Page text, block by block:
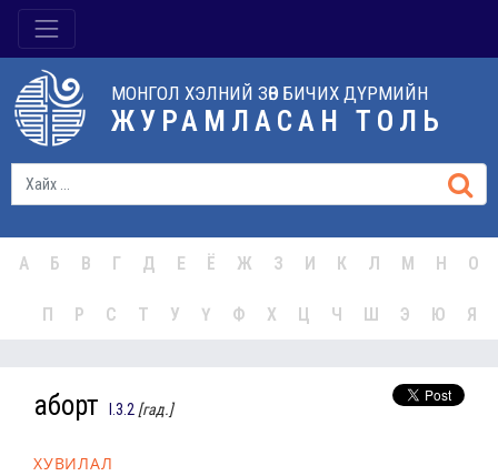
МОНГОЛ ХЭЛНИЙ ЗӨВ БИЧИХ ДҮРМИЙН
ЖУРАМЛАСАН ТОЛЬ
А Б В Г Д Е Ё Ж З И К Л М Н О
П Р С Т У Ү Ф Х Ц Ч Ш Э Ю Я
аборт I.3.2 [гад.]
ХУВИЛАЛ